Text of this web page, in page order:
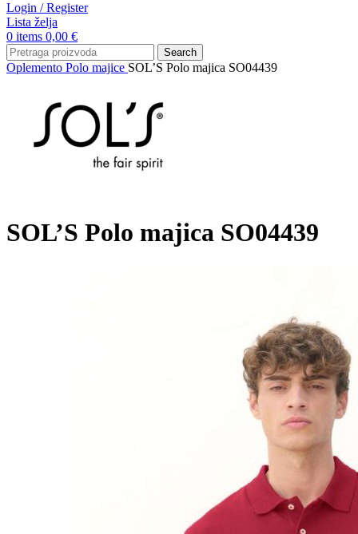
Login / Register
Lista želja
0 items 0,00 €
Search
Oplemento Polo majice SOL’S Polo majica SO04439
SOL’S Polo majica SO04439